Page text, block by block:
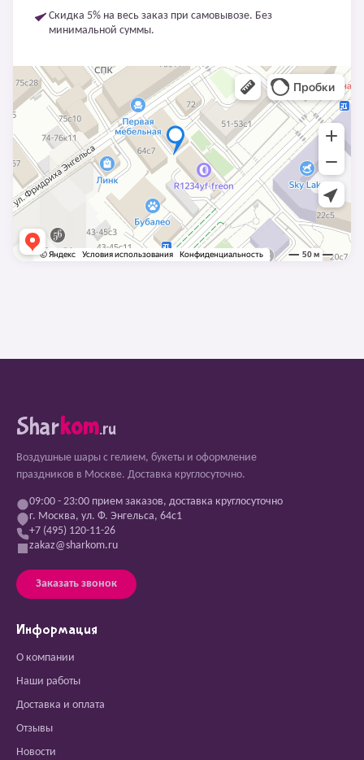
Скидка 5% на весь заказ при самовывозе. Без
минимальной суммы.
Sharkom.ru
Воздушные шары с гелием, букеты и оформление
праздников в Москве. Доставка круглосуточно.
09:00 - 23:00 прием заказов, доставка круглосуточно
г. Москва, ул. Ф. Энгельса, 64с1
+7 (495) 120-11-26
zakaz@sharkom.ru
Заказать звонок
Информация
О компании
Наши работы
Доставка и оплата
Отзывы
Новости